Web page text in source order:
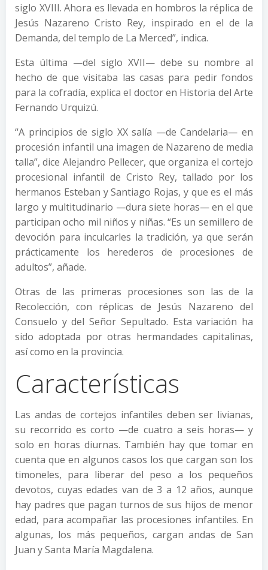
siglo XVIII. Ahora es llevada en hombros la réplica de
Jesús Nazareno Cristo Rey, inspirado en el de la
Demanda, del templo de La Merced”, indica.
Esta última —del siglo XVII— debe su nombre al
hecho de que visitaba las casas para pedir fondos
para la cofradía, explica el doctor en Historia del Arte
Fernando Urquizú.
“A principios de siglo XX salía —de Candelaria— en
procesión infantil una imagen de Nazareno de media
talla”, dice Alejandro Pellecer, que organiza el cortejo
procesional infantil de Cristo Rey, tallado por los
hermanos Esteban y Santiago Rojas, y que es el más
largo y multitudinario —dura siete horas— en el que
participan ocho mil niños y niñas. “Es un semillero de
devoción para inculcarles la tradición, ya que serán
prácticamente los herederos de procesiones de
adultos”, añade.
Otras de las primeras procesiones son las de la
Recolección, con réplicas de Jesús Nazareno del
Consuelo y del Señor Sepultado. Esta variación ha
sido adoptada por otras hermandades capitalinas,
así como en la provincia.
Características
Las andas de cortejos infantiles deben ser livianas,
su recorrido es corto —de cuatro a seis horas— y
solo en horas diurnas. También hay que tomar en
cuenta que en algunos casos los que cargan son los
timoneles, para liberar del peso a los pequeños
devotos, cuyas edades van de 3 a 12 años, aunque
hay padres que pagan turnos de sus hijos de menor
edad, para acompañar las procesiones infantiles. En
algunas, los más pequeños, cargan andas de San
Juan y Santa María Magdalena.